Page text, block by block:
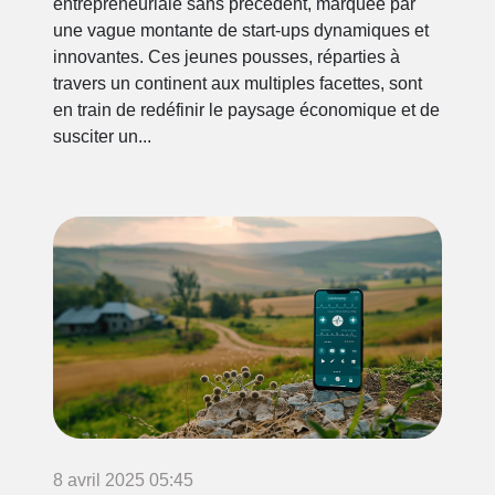
entrepreneuriale sans précédent, marquée par
une vague montante de start-ups dynamiques et
innovantes. Ces jeunes pousses, réparties à
travers un continent aux multiples facettes, sont
en train de redéfinir le paysage économique et de
susciter un...
8 avril 2025 05:45